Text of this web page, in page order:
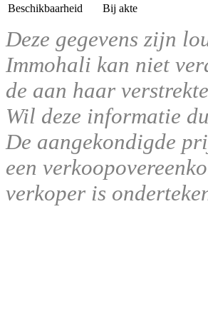
Beschikbaarheid
Bij akte
Deze gegevens zijn
Immohali kan niet
de aan haar
Wil deze informatie
De aangekondigde
een
verkoper is